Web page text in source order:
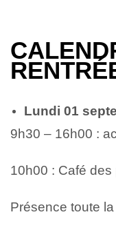
REN
Lundi 01
9h30 – 16h00 :
10h00 : Café
Présence toute